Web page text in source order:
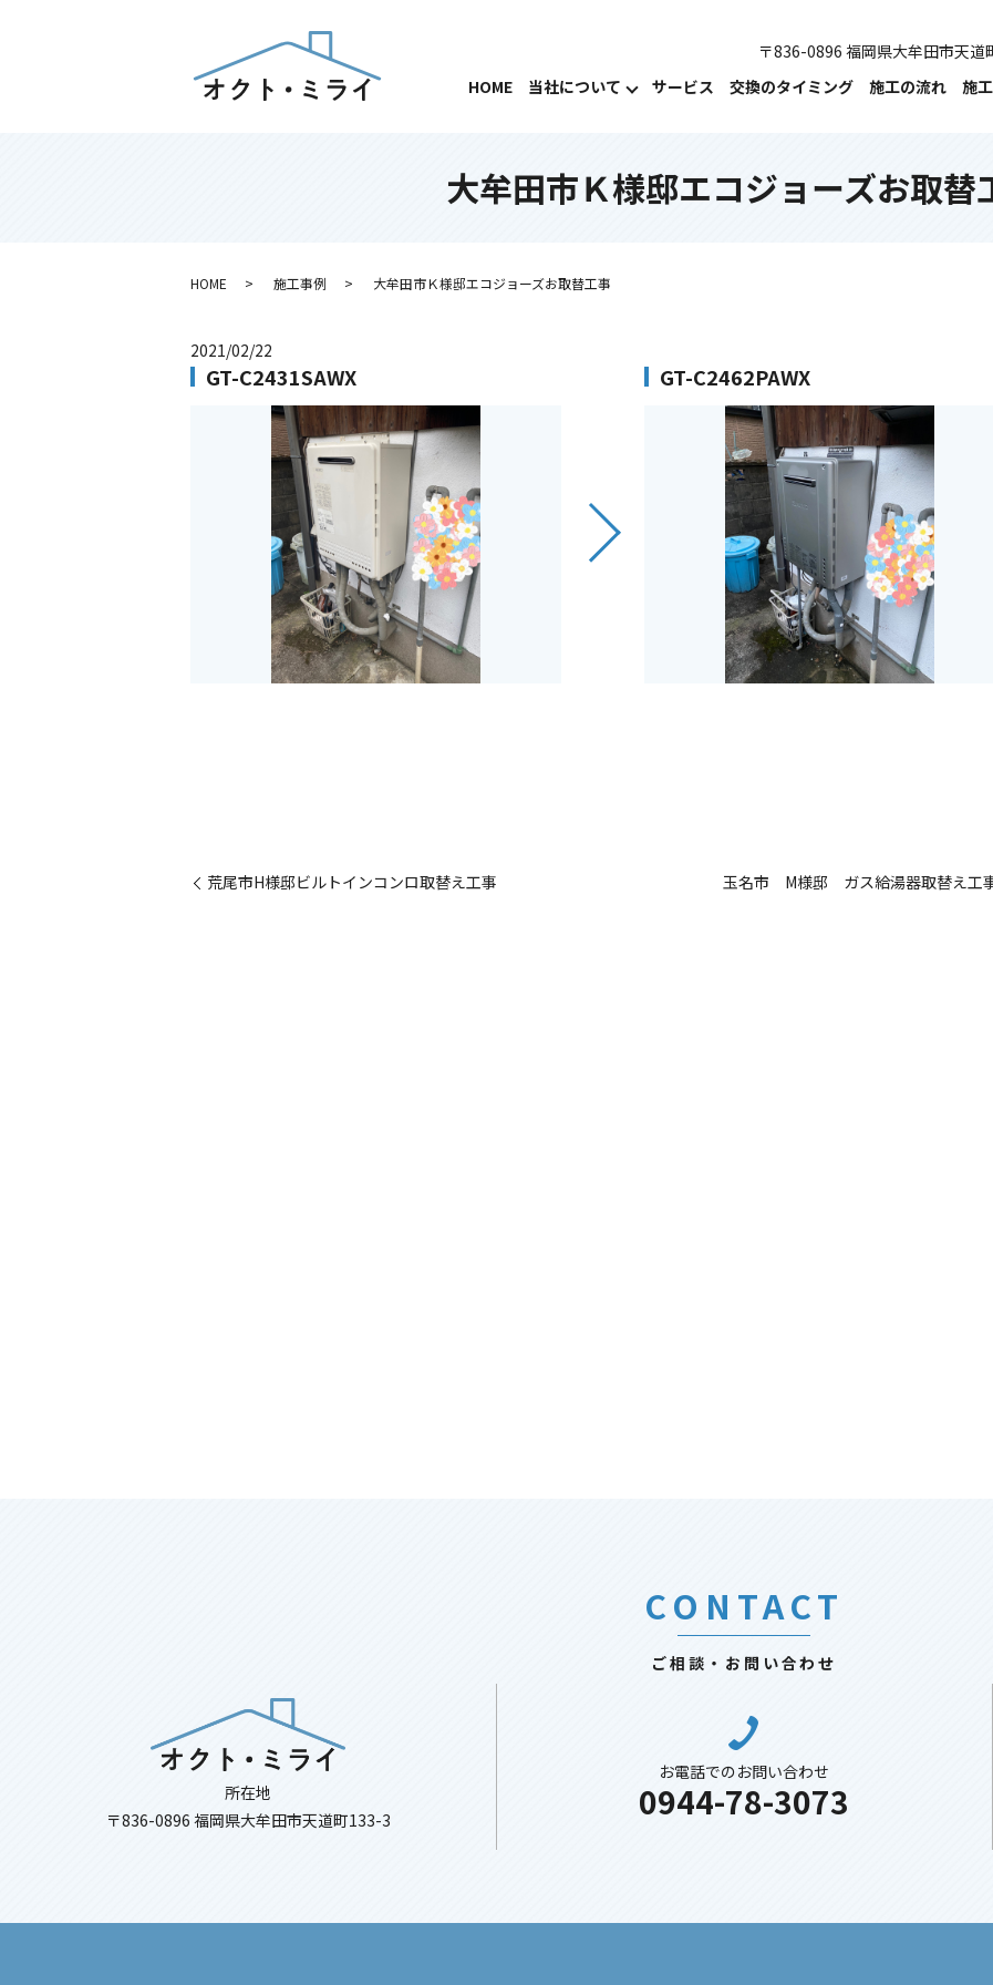
HOME 当社について サービス 交換のタイミング 施工の流れ 施
〒836-0896 福岡県大牟田市天道
大牟田市Ｋ様邸エコジョーズお取替
HOME 施工事例 大牟田市Ｋ様邸エコジョーズお取替工事
2021/02/22
GT-C2431SAWX GT-C2462PAWX
荒尾市H様邸ビルトインコンロ取替え工事 玉名市 M様邸 ガス給湯器取替え工
CONTACT
ご相談・お問い合わせ
所在地
〒836-0896 福岡県大牟田市天道町133-3
お電話でのお問い合わせ
0944-78-3073